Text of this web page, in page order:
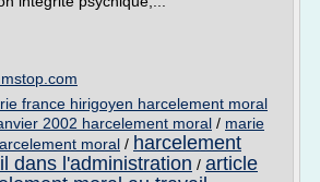
france hirigoyen harcelement moral
2002 harcelement moral / marie
moral / harcelement
dans l'administration / article